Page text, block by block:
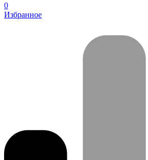
0
Избранное